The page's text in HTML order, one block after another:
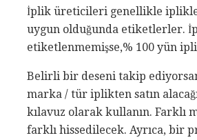
İplik üreticileri genellikle
uygun olduğunda etiketlerler.
etiketlenmemişse,% 100 yün
Belirli bir deseni takip
marka / tür iplikten satın
kılavuz olarak kullanın. Farklı
farklı hissedilecek. Ayrıca, bir